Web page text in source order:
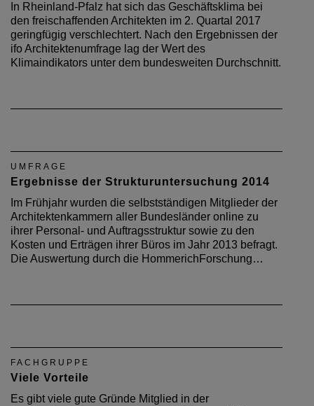
In Rheinland-Pfalz hat sich das Geschäftsklima bei
den freischaffenden Architekten im 2. Quartal 2017
geringfügig verschlechtert. Nach den Ergebnissen der
ifo Architektenumfrage lag der Wert des
Klimaindikators unter dem bundesweiten Durchschnitt.
UMFRAGE
Ergebnisse der Strukturuntersuchung 2014
Im Frühjahr wurden die selbstständigen Mitglieder der
Architektenkammern aller Bundesländer online zu
ihrer Personal- und Auftragsstruktur sowie zu den
Kosten und Erträgen ihrer Büros im Jahr 2013 befragt.
Die Auswertung durch die HommerichForschung…
FACHGRUPPE
Viele Vorteile
Es gibt viele gute Gründe Mitglied in der